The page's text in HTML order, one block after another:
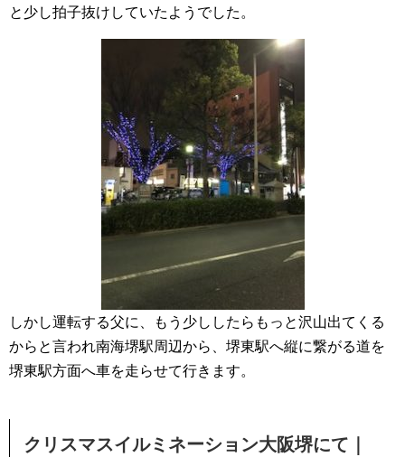
と少し拍子抜けしていたようでした。
しかし運転する父に、もう少ししたらもっと沢山出てくる
からと言われ南海堺駅周辺から、堺東駅へ縦に繋がる道を
堺東駅方面へ車を走らせて行きます。
クリスマスイルミネーション大阪堺にて｜